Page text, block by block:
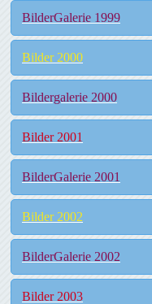
BilderGalerie 1999
Bilder 2000
Bildergalerie 2000
Bilder 2001
BilderGalerie 2001
Bilder 2002
BilderGalerie 2002
Bilder 2003